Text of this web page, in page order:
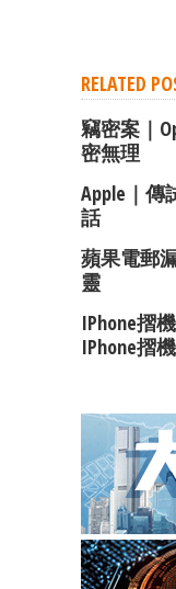
RELATED
竊密案｜
密無理
Apple｜傳
話
蘋果電郵
靈
IPhone摺
IPhone摺